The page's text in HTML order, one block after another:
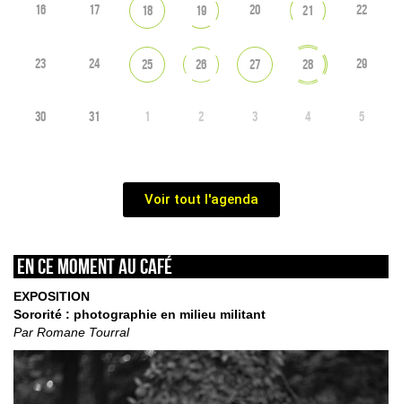
16 17 18 19 20 21 22
23 24 25 26 27 28 29
30 31 1 2 3 4 5
Voir tout l'agenda
En ce moment au café
EXPOSITION
Sororité : photographie en milieu militant
Par Romane Tourral